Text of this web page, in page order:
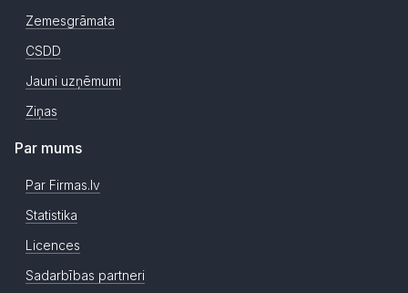
Zemesgrāmata
CSDD
Jauni uzņēmumi
Ziņas
Par mums
Par Firmas.lv
Statistika
Licences
Sadarbības partneri